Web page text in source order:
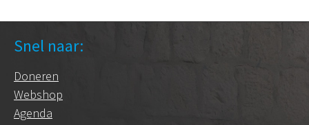
Snel naar:
Doneren
Webshop
Agenda